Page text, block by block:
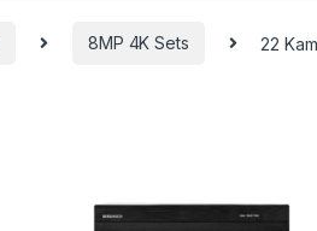
8MP 4K Sets 22